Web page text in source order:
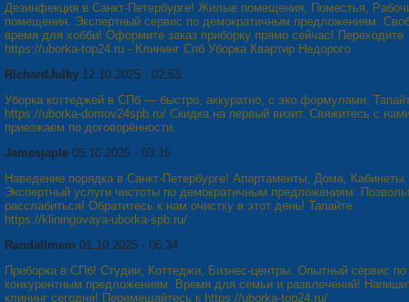
Дезинфекция в Санкт-Петербурге! Жилые помещения, Поместья,
помещения. Экспертный сервис по демократичным предложениям.
время для хобби! Оформите заказ приборку прямо сейчас! Переходите
https://uborka-top24.ru - Клининг Спб Уборка Квартир Недорого
RichardJulky 12.10.2025 - 02:53
Уборка коттеджей в СПб — быстро, аккуратно, с эко формулами.
https://uborka-domov24spb.ru/ Скидка на первый визит. Свяжитесь с
приезжаем по договорённости.
Jamesjaple 05.10.2025 - 03:16
Наведение порядка в Санкт-Петербурге! Апартаменты, Дома, Кабинеты.
Экспертный услуги чистоты по демократичным предложениям.
расслабиться! Обратитесь к нам очистку в этот день! Тапайте
https://kliningovaya-uborka-spb.ru/
Randallmem 01.10.2025 - 06:34
Приборка в СПб! Студии, Коттеджи, Бизнес-центры. Опытный сервис по
конкурентным предложениям. Время для семьи и развлечений!
клининг сегодня! Перемещайтесь к https://uborka-top24.ru/